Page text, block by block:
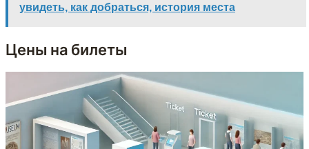
увидеть, как добраться, история места
Цены на билеты